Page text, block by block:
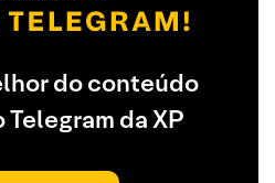
do conteúdo
da XP